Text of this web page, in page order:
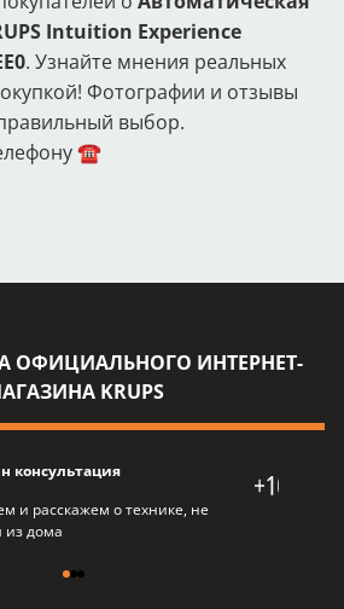
Intuition Experience
. Узнайте мнения реальных
Фотографии и отзывы
выбор.
☎️
ОФИЦИАЛЬНОГО ИНТЕРНЕТ-
KRUPS
консультация
и расскажем о технике, не
из дома